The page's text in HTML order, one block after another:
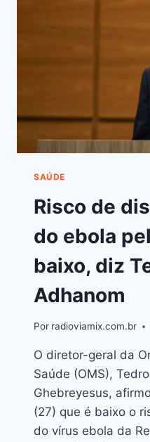
SAÚDE
Risco de
do ebola
baixo, diz
Adhanom
Por radioviamix.com.br
O diretor-geral da
Saúde (OMS),
Ghebreyesus,
(27) que é baixo o
do vírus ebola da